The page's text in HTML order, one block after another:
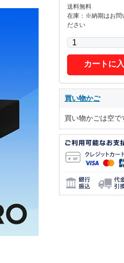
送料無料
在庫：※納期はお問
ださい
カートに
買い物かご
買い物かごは空で